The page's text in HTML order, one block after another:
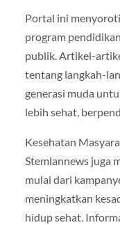
Portal ini
program
publik. Artikel-
tentang langkah-
generasi muda
lebih sehat,
Kesehatan
Stemlannews juga
mulai dari
meningkatkan
hidup sehat.